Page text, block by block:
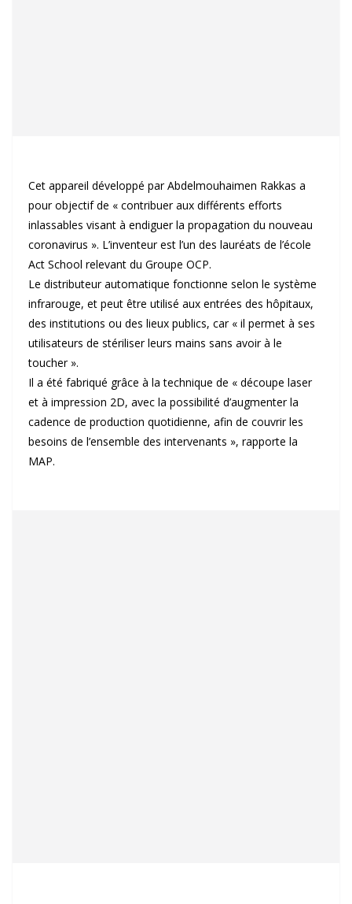
Cet appareil développé par Abdelmouhaimen Rakkas a
pour objectif de « contribuer aux différents efforts
inlassables visant à endiguer la propagation du nouveau
coronavirus ». L’inventeur est l’un des lauréats de l’école
Act School relevant du Groupe OCP.
Le distributeur automatique fonctionne selon le système
infrarouge, et peut être utilisé aux entrées des hôpitaux,
des institutions ou des lieux publics, car « il permet à ses
utilisateurs de stériliser leurs mains sans avoir à le
toucher ».
Il a été fabriqué grâce à la technique de « découpe laser
et à impression 2D, avec la possibilité d’augmenter la
cadence de production quotidienne, afin de couvrir les
besoins de l’ensemble des intervenants », rapporte la
MAP.